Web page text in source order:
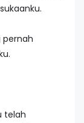
pernah
telah